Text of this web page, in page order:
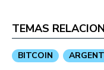
TEMAS
BITCOIN